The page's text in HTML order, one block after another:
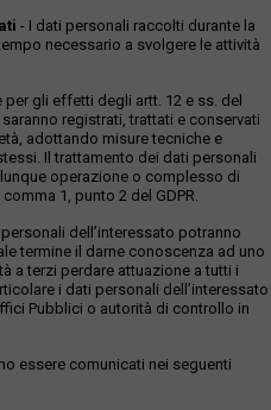
- I dati personali raccolti durante la
necessario a svolgere le attività
per gli effetti degli artt. 12 e ss. del
registrati, trattati e conservati
adottando misure tecniche e
Il trattamento dei dati personali
operazione o complesso di
1, punto 2 del GDPR.
dell’interessato potranno
termine il darne conoscenza ad uno
a terzi perdare attuazione a tutti i
i dati personali dell’interessato
Pubblici o autorità di controllo in
essere comunicati nei seguenti